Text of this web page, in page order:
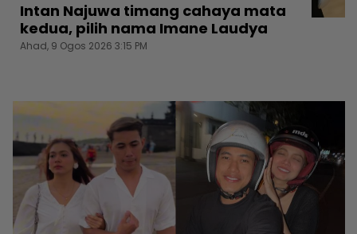
Intan Najuwa timang cahaya mata
kedua, pilih nama Imane Laudya
Ahad, 9 Ogos 2026 3:15 PM